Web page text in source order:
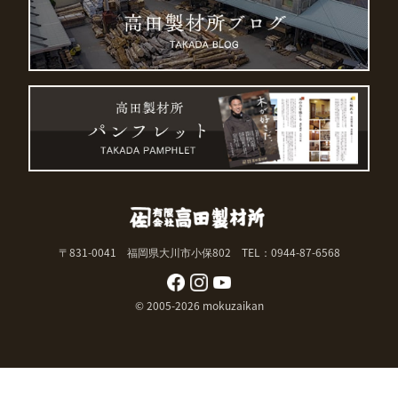
〒831-0041 福岡県大川市小保802 TEL：0944-87-6568
© 2005-2026 mokuzaikan